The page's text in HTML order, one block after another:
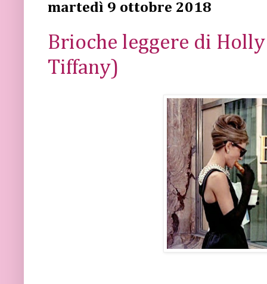
martedì 9 ottobre 2018
Brioche leggere di
Tiffany)